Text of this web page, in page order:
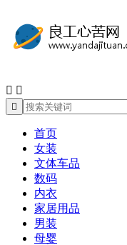
 

首页
女装
文体车品
数码
内衣
家居用品
男装
母婴